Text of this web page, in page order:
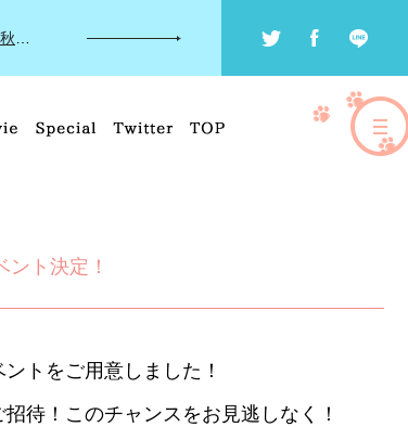
2019.08.30：にゃんふぇす～秋のにゃんこまつり～
ト決定！
トをご用意しました！
待！このチャンスをお見逃しなく！